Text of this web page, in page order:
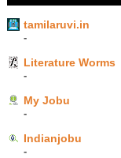
tamilaruvi.in
-
Literature Worms
-
My Jobu
-
Indianjobu
-